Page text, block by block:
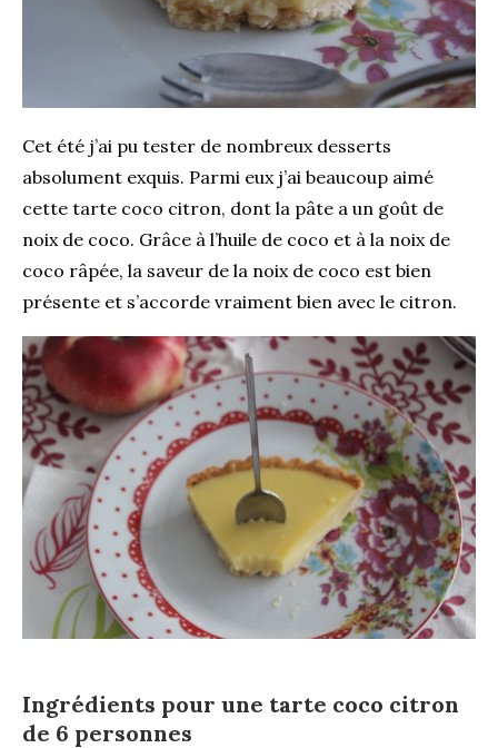
Cet été j’ai pu tester de nombreux desserts
absolument exquis. Parmi eux j’ai beaucoup aimé
cette tarte coco citron, dont la pâte a un goût de
noix de coco. Grâce à l’huile de coco et à la noix de
coco râpée, la saveur de la noix de coco est bien
présente et s’accorde vraiment bien avec le citron.
Ingrédients pour une tarte coco citron
de 6 personnes